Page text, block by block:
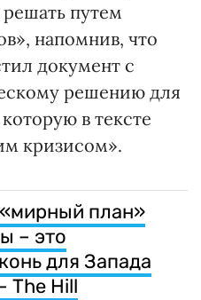
путем
напомнив, что
документ с
решению для
в тексте
кризисом».
план»
– это
для Запада
The Hill